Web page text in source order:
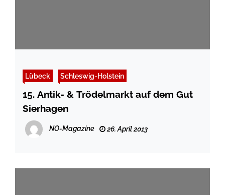
Lübeck Schleswig-Holstein
15. Antik- & Trödelmarkt auf dem Gut
Sierhagen
NO-Magazine 26. April 2013